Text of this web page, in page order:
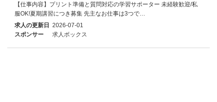
【仕事内容】プリント準備と質問対応の学習サポーター 未経験歓迎/私
服OK!夏期講習につき募集 先主なお仕事は3つで…
求人の更新日 2026-07-01
スポンサー
求人ボックス